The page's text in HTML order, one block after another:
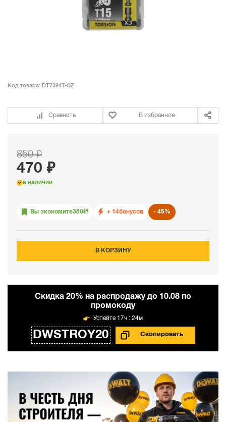
Код товара: DT7394T-QZ
Сравнить В избранное
850 ₽
470 ₽
в наличии
Вы экономите380₽! + 14бонусов 45%
В КОРЗИНУ
Cкидка 20% на распродажу до 10.08 по
промокоду
DWSTROY20
17ч : 24м